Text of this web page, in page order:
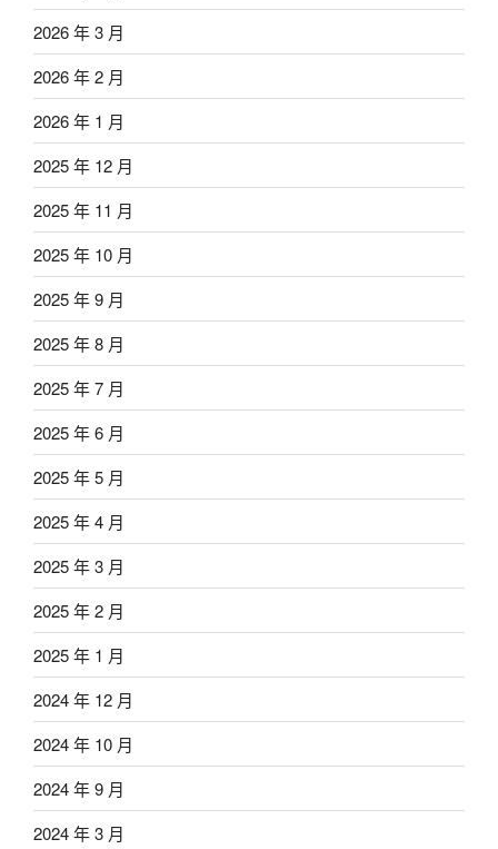
2026 年 3 月
2026 年 2 月
2026 年 1 月
2025 年 12 月
2025 年 11 月
2025 年 10 月
2025 年 9 月
2025 年 8 月
2025 年 7 月
2025 年 6 月
2025 年 5 月
2025 年 4 月
2025 年 3 月
2025 年 2 月
2025 年 1 月
2024 年 12 月
2024 年 10 月
2024 年 9 月
2024 年 3 月